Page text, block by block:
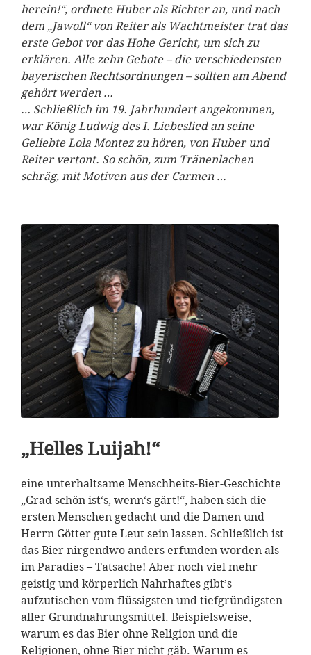
herein!“, ordnete Huber als Richter an, und nach
dem „Jawoll“ von Reiter als Wachtmeister trat das
erste Gebot vor das Hohe Gericht, um sich zu
erklären. Alle zehn Gebote – die verschiedensten
bayerischen Rechtsordnungen – sollten am Abend
gehört werden …
… Schließlich im 19. Jahrhundert angekommen,
war König Ludwig des I. Liebeslied an seine
Geliebte Lola Montez zu hören, von Huber und
Reiter vertont. So schön, zum Tränenlachen
schräg, mit Motiven aus der Carmen …
„Helles Luijah!“
eine unterhaltsame Menschheits-Bier-Geschichte
„Grad schön ist‘s, wenn‘s gärt!“, haben sich die
ersten Menschen gedacht und die Damen und
Herrn Götter gute Leut sein lassen. Schließlich ist
das Bier nirgendwo anders erfunden worden als
im Paradies – Tatsache! Aber noch viel mehr
geistig und körperlich Nahrhaftes gibt’s
aufzutischen vom flüssigsten und tiefgründigsten
aller Grundnahrungsmittel. Beispielsweise,
warum es das Bier ohne Religion und die
Religionen, ohne Bier nicht gäb. Warum es